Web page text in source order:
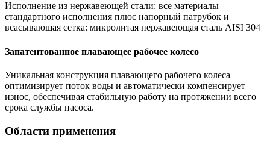
Исполнение из нержавеющей стали: все материалы
стандартного исполнения плюс напорный патрубок и
всасывающая сетка: микролитая нержавеющая сталь AISI 304
Запатентованное плавающее рабочее колесо
Уникальная конструкция плавающего рабочего колеса
оптимизирует поток воды и автоматически компенсирует
износ, обеспечивая стабильную работу на протяжении всего
срока службы насоса.
Области применения